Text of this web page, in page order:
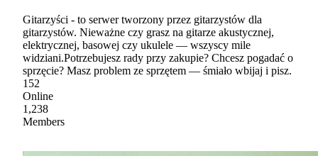
Gitarzyści - to serwer tworzony przez gitarzystów dla
gitarzystów. Nieważne czy grasz na gitarze akustycznej,
elektrycznej, basowej czy ukulele — wszyscy mile
widziani.Potrzebujesz rady przy zakupie? Chcesz pogadać o
sprzęcie? Masz problem ze sprzętem — śmiało wbijaj i pisz.
152
Online
1,238
Members